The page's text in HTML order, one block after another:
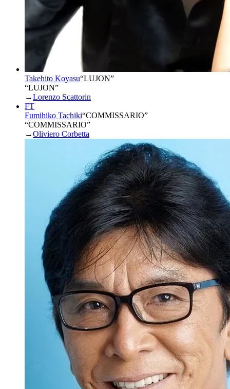
Takehito Koyasu“LUJON”
“LUJON”
→Lorenzo Scattorin
FT
Fumihiko Tachiki“COMMISSARIO”
“COMMISSARIO”
→Oliviero Corbetta